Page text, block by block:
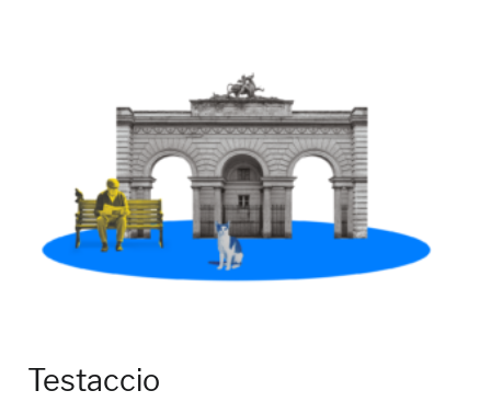
Testaccio